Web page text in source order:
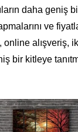
daha geniş
ve
online alışveriş,
bir kitleye